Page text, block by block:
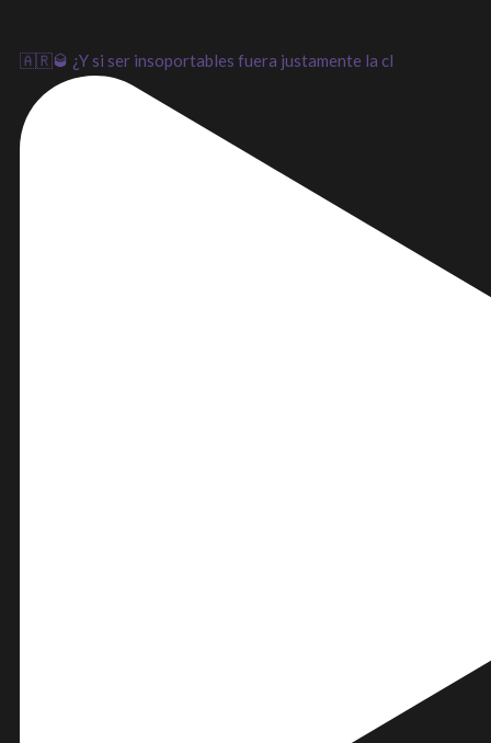
🇦🇷🥃 ¿Y si ser insoportables fuera justamente la cl